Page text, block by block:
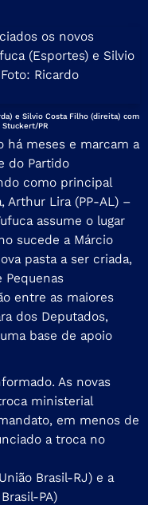
e Silvio Costa Filho (direita) com
Stuckert/PR
há meses e marcam a
do Partido
como principal
Arthur Lira (PP-AL) –
assume o lugar
sucede a Márcio
pasta a ser criada,
Pequenas
entre as maiores
dos Deputados,
base de apoio
As novas
ministerial
em menos de
a troca no
Brasil-RJ) e a
PA)